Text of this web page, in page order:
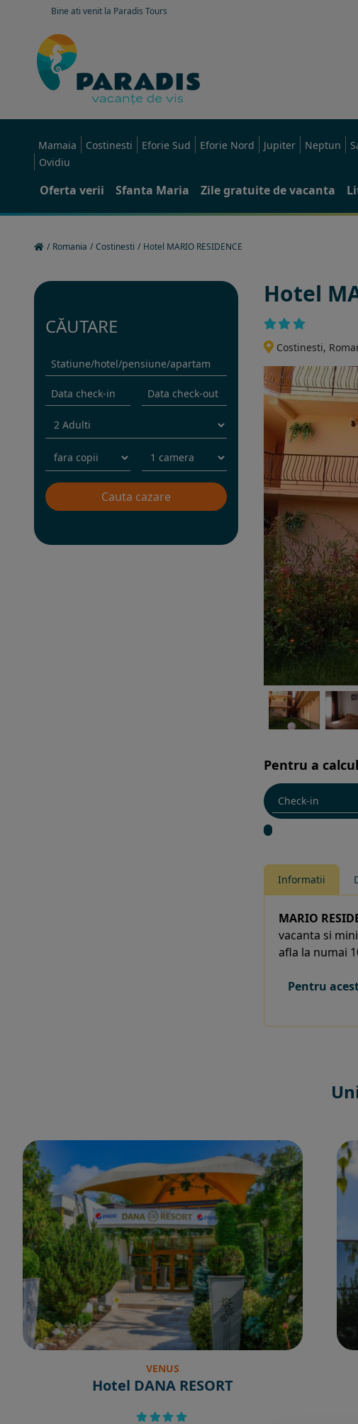
Bine ati venit la Paradis Tours
Mamaia Costinesti Eforie Sud Eforie Nord Jupiter Neptun
Ovidiu
Oferta verii Sfanta Maria Zile gratuite de vacanta
/ Romania / Costinesti / Hotel MARIO RESIDENCE
CĂUTARE
Hotel
Costinesti,
Pentru a
Informatii
MARIO
vacanta si
afla la numai
Pentru
VENUS
Hotel DANA RESORT